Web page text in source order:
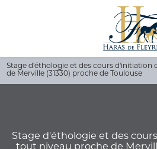
Stage d'éthologie et des cours d'initiation
de Merville (31330) proche de Toulouse
Stage d'éthologie et des
tout niveau proche de